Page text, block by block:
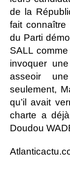
de la
fait connaître
du Parti
SALL
invoquer
asseoir
seulement,
qu’il avait
charte a
Doudou